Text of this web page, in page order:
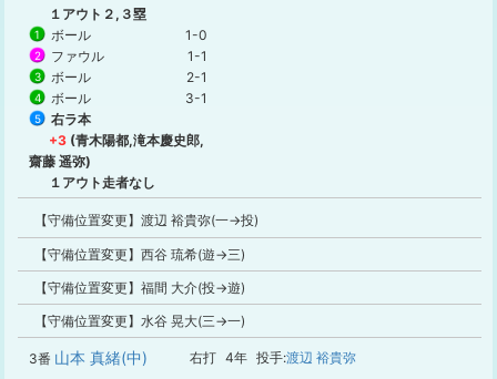
１アウト２,３塁
1 ボール 1-0
2 ファウル 1-1
3 ボール 2-1
4 ボール 3-1
5
右ラ本
+3 (青木陽都,滝本慶史郎,
齋藤 遥弥)
１アウト走者なし
【守備位置変更】渡辺 裕貴弥(一→投)
【守備位置変更】西谷 琉希(遊→三)
【守備位置変更】福間 大介(投→遊)
【守備位置変更】水谷 晃大(三→一)
3番 山本 真緒(中) 右打 4年 投手:渡辺 裕貴弥